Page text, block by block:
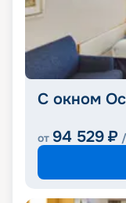
С окном
от 94 529 ₽